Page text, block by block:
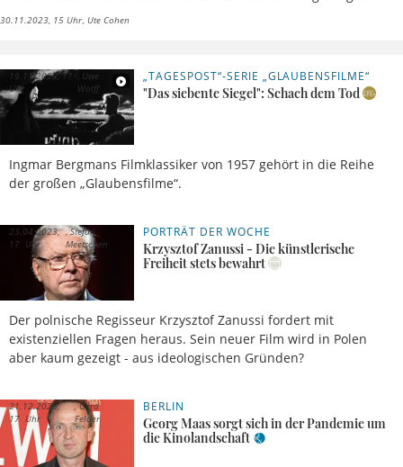
30.11.2023, 15 Uhr Ute Cohen
„TAGESPOST“-SERIE „GLAUBENSFILME“
"Das siebente Siegel": Schach dem Tod
Ingmar Bergmans Filmklassiker von 1957 gehört in die Reihe
der großen „Glaubensfilme“.
19.11.2023, 17
Uhr
Uwe
Wolff
PORTRÄT DER WOCHE
Krzysztof Zanussi - Die künstlerische
Freiheit stets bewahrt
Der polnische Regisseur Krzysztof Zanussi fordert mit
existenziellen Fragen heraus. Sein neuer Film wird in Polen
aber kaum gezeigt - aus ideologischen Gründen?
23.04.2023,
17 Uhr
Stefan
Meetschen
BERLIN
Georg Maas sorgt sich in der Pandemie um
die Kinolandschaft
21.12.2020,
17 Uhr
Gerd
Felder